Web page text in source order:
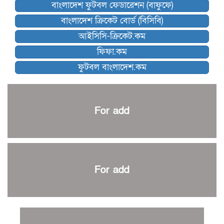
কিংস অ্যারেনায় ফাইনাল খেলবে না মোহামেডান!
কিউট-ডিআরইউ দাবায় মোরসালিন চ্যাম্পিয়ন
ব্রাদার্সকে হারিয়ে ফাইনালে মোহামেডান
নেইমারকে নিয়েই বিশ্বকাপে ব্রাজিলের প্রাথমিক স্কোয়াড
আর্জেন্টিনার ৫৫ সদস্যের প্রাথমিক দল ঘোষণা
পাকিস্তানের বিপক্ষে ঐতিহাসিক জয়ে ক্রীড়া প্রতিমন্ত্রীর অভিনন্দন
শান্ত-মুমিনুলদের ব্যাটে প্রথম দিন বাংলাদেশের
প্রচার বিমুখ এক ক্রীড়া অন্তপ্রাণ সংগঠক
নতুন সভাপতি পাচ্ছে ক্রিকেটের আইন প্রণয়নকারী সংস্থা এমসিসি
বাংলাদেশ ফুটবল ফেডারেশন (বাফুফে)
বাংলাদেশ ক্রিকেট বোর্ড (বিসিবি)
আইসিসি-ক্রিকেট.কম
ফিফা.কম
ফুটবল বাংলাদেশ.কম
For add
For add